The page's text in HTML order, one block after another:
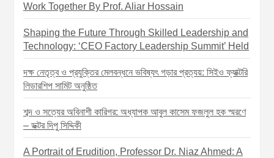
Work Together By Prof. Aliar Hossain
Shaping the Future Through Skilled Leadership and
Technology: ‘CEO Factory Leadership Summit’ Held
দক্ষ নেতৃত্ব ও প্রযুক্তির মেলবন্ধনে ভবিষ্যৎ গড়ার প্রত্যয়: সিইও ফ্যাক্টরি
লিডারশিপ সামিট অনুষ্ঠিত
শব্দ ও সত্যের অবিনাশী কারিগর: অধ্যাপক আবুল কাসেম ফজলুল হক স্মরণে
– ডক্টর দিপু সিদ্দিকী
A Portrait of Erudition, Professor Dr. Niaz Ahmed: A